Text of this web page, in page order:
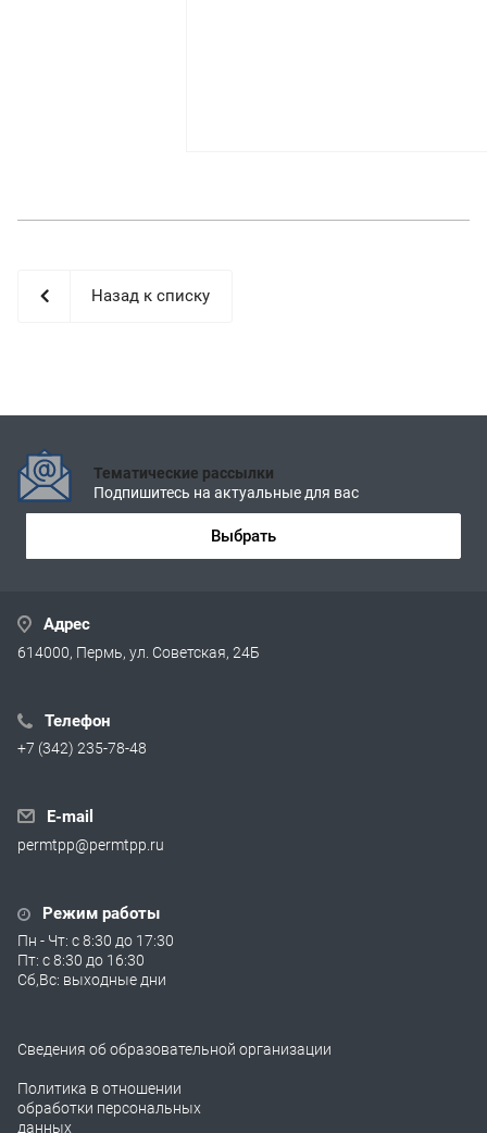
Назад к списку
Тематические рассылки
Подпишитесь на актуальные для вас
Выбрать
Адрес
614000, Пермь, ул. Советская, 24Б
Телефон
+7 (342) 235-78-48
E-mail
permtpp@permtpp.ru
Режим работы
Пн - Чт: с 8:30 до 17:30
Пт: с 8:30 до 16:30
Сб,Вс: выходные дни
Сведения об образовательной организации
Политика в отношении
обработки персональных
данных